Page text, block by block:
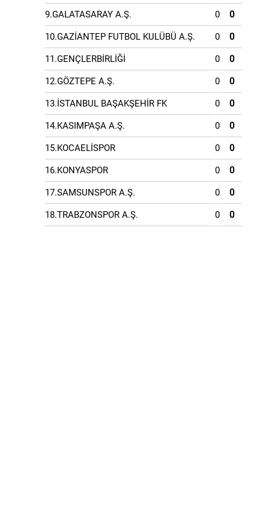
9.GALATASARAY A.Ş. 0 0
10.GAZİANTEP FUTBOL KULÜBÜ A.Ş. 0 0
11.GENÇLERBİRLİĞİ 0 0
12.GÖZTEPE A.Ş. 0 0
13.İSTANBUL BAŞAKŞEHİR FK 0 0
14.KASIMPAŞA A.Ş. 0 0
15.KOCAELİSPOR 0 0
16.KONYASPOR 0 0
17.SAMSUNSPOR A.Ş. 0 0
18.TRABZONSPOR A.Ş. 0 0